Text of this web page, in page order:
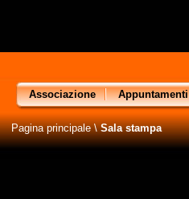
Associazione Appuntamenti
Pagina principale\Sala stampa